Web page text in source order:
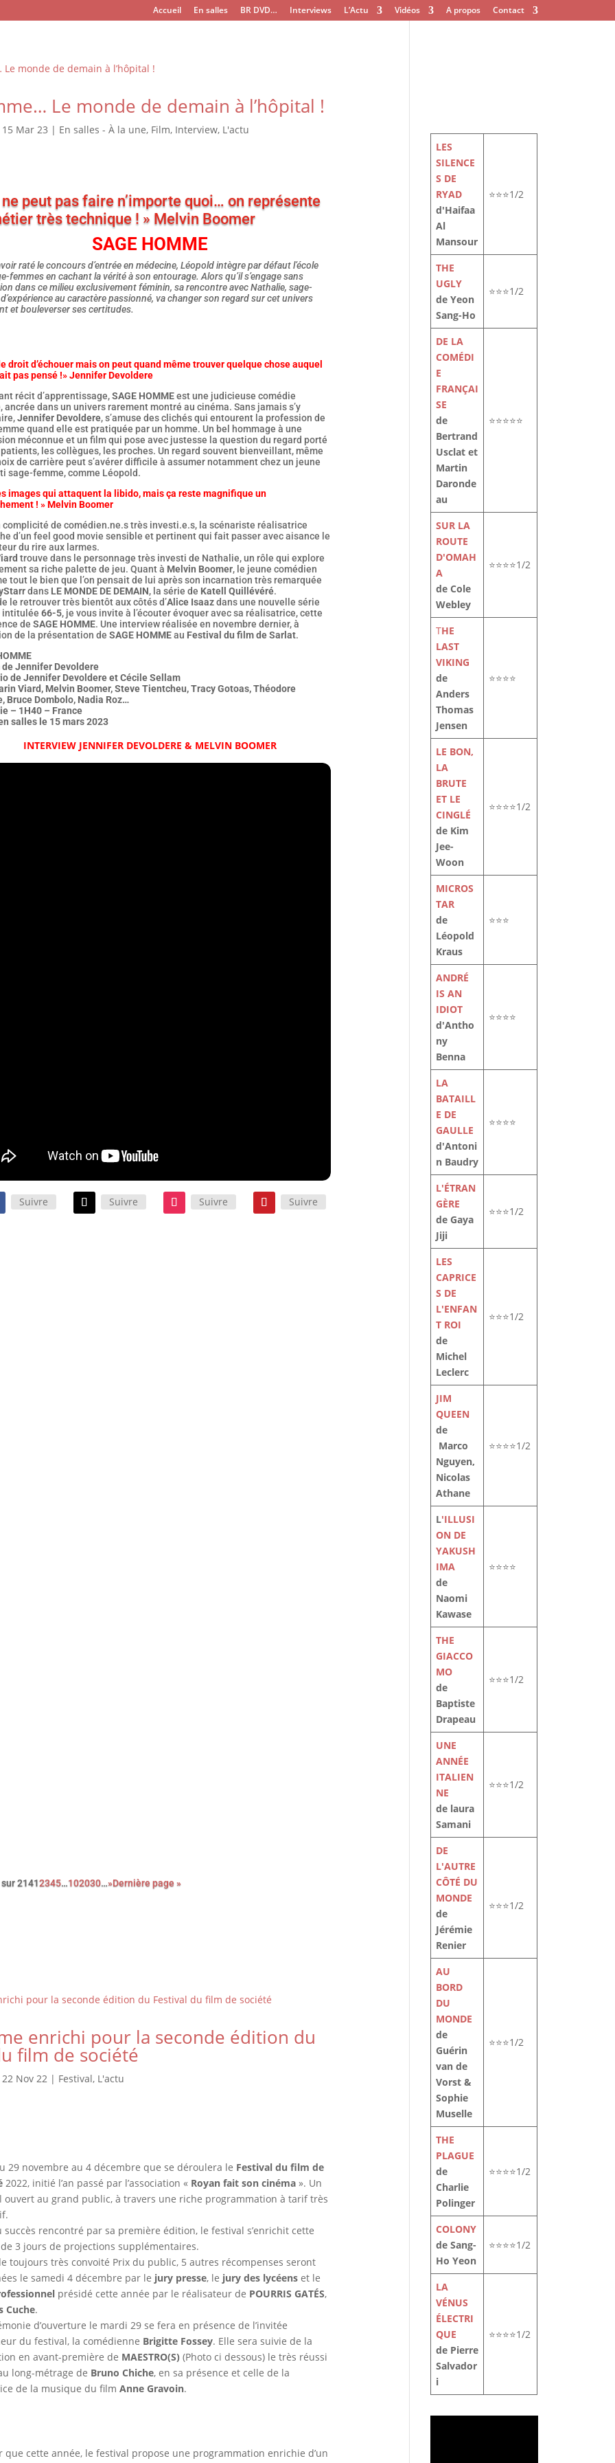
Accueil En salles BR DVD… Interviews L’Actu Vidéos A propos Contact
Le monde de demain à l’hôpital !
15 Mar 23 | En salles - À la une, Film, Interview, L'actu
ne peut pas faire n’importe quoi… on représente
très technique ! » Melvin Boomer
SAGE HOMME
raté le concours d’entrée en médecine, Léopold intègre par défaut l’école
femmes en cachant la vérité à son entourage. Alors qu’il s’engage sans
dans ce milieu exclusivement féminin, sa rencontre avec Nathalie, sage-
au caractère passionné, va changer son regard sur cet univers
et bouleverser ses certitudes.
droit d’échouer mais on peut quand même trouver quelque chose auquel
pas pensé !» Jennifer Devoldere
récit d’apprentissage,SAGE HOMMEest une judicieuse comédie
ancrée dans un univers rarement montré au cinéma. Sans jamais s’y
Jennifer Devoldere, s’amuse des clichés qui entourent la profession de
quand elle est pratiquée par un homme. Un bel hommage à une
méconnue et un film qui pose avec justesse la question du regard porté
les collègues, les proches. Un regard souvent bienveillant, même
de carrière peut s’avérer difficile à assumer notamment chez un jeune
sage-femme, comme Léopold.
images qui attaquent la libido, mais ça reste magnifique un
! » Melvin Boomer
complicité de comédien.ne.s très investi.e.s, la scénariste réalisatrice
d’un feel good movie sensible et pertinent qui fait passer avec aisance le
du rire aux larmes.
trouve dans le personnage très investi de Nathalie, un rôle qui explore
sa riche palette de jeu. Quant à Melvin Boomer, le jeune comédien
tout le bien que l’on pensait de lui après son incarnation très remarquée
dans LE MONDE DE DEMAIN, la série de Katell Quillévéré.
le retrouver très bientôt aux côtés d’Alice Isaazdans une nouvelle série
intitulée 66-5, je vous invite à l’écouter évoquer avec sa réalisatrice, cette
de SAGE HOMME. Une interview réalisée en novembre dernier, à
de la présentation de SAGE HOMMEau Festival du film de Sarlat.
de Jennifer Devoldere
de Jennifer Devoldere et Cécile Sellam
Viard, Melvin Boomer, Steve Tientcheu, Tracy Gotoas, Théodore
Bruce Dombolo, Nadia Roz…
– 1H40 – France
salles le 15 mars 2023
INTERVIEW JENNIFER DEVOLDERE & MELVIN BOOMER
Suivre Suivre Suivre Suivre
21412345…102030…»Dernière page »
enrichi pour la seconde édition du
film de société
22 Nov 22| Festival, L'actu
29 novembre au 4 décembre que se déroulera le Festival du film de
2022, initié l’an passé par l’association « Royan fait son cinéma». Un
ouvert au grand public, à travers une riche programmation à tarif très
succès rencontré par sa première édition, le festival s’enrichit cette
3 jours de projections supplémentaires.
toujours très convoité Prix du public, 5 autres récompenses seront
le samedi 4 décembre par le jury presse, le jury des lycéens et le
présidé cette année par le réalisateur de POURRIS GATÉS,
Cuche.
d’ouverture le mardi 29 se fera en présence de l’invitée
du festival, la comédienne Brigitte Fossey. Elle sera suivie de la
en avant-première de MAESTRO(S) (Photo ci dessous) le très réussi
long-métrage de Bruno Chiche, en sa présence et celle de la
de la musique du film Anne Gravoin.
que cette année, le festival propose une programmation enrichie d’un
LES
SILENCE
S DE
RYAD
d'Haifaa
Al
Mansour
⭐⭐⭐1/2
THE
UGLY
de Yeon
Sang-Ho
⭐⭐⭐1/2
DE LA
COMÉDI
E
FRANÇAI
SE
de
Bertrand
Usclat et
Martin
Daronde
au
⭐⭐⭐⭐⭐
SUR LA
ROUTE
D'OMAH
A
de Cole
Webley
⭐⭐⭐⭐1/2
THE
LAST
VIKING
de
Anders
Thomas
Jensen
⭐⭐⭐⭐
LE BON,
LA
BRUTE
ET LE
CINGLÉ
de Kim
Jee-
Woon
⭐⭐⭐⭐1/2
MICROS
TAR
de
Léopold
Kraus
⭐⭐⭐
ANDRÉ
IS AN
IDIOT
d'Antho
ny
Benna
⭐⭐⭐⭐
LA
BATAILL
E DE
GAULLE
d'Antoni
n Baudry
⭐⭐⭐⭐
L'ÉTRAN
GÈRE
de Gaya
Jiji
⭐⭐⭐1/2
LES
CAPRICE
S DE
L'ENFAN
T ROI
de
Michel
Leclerc
⭐⭐⭐1/2
JIM
QUEEN
de
Marco
Nguyen,
Nicolas
Athane
⭐⭐⭐⭐1/2
L'ILLUSI
ON DE
YAKUSH
IMA
de
Naomi
Kawase
⭐⭐⭐⭐
THE
GIACCO
MO
de
Baptiste
Drapeau
⭐⭐⭐1/2
UNE
ANNÉE
ITALIEN
NE
de laura
Samani
⭐⭐⭐1/2
DE
L'AUTRE
CÔTÉ DU
MONDE
de
Jérémie
Renier
⭐⭐⭐1/2
AU
BORD
DU
MONDE
de
Guérin
van de
Vorst &
Sophie
Muselle
⭐⭐⭐1/2
THE
PLAGUE
de
Charlie
Polinger
⭐⭐⭐⭐1/2
COLONY
de Sang-
Ho Yeon
⭐⭐⭐⭐1/2
LA
VÉNUS
ÉLECTRI
QUE
de Pierre
Salvador
i
⭐⭐⭐⭐1/2